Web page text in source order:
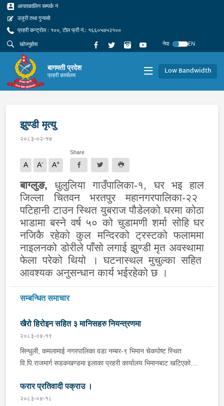
आपतकालिन सम्पर्क नं
उजुरी तथा गुनासो
प्रहरी कन्ट्रोल : १००, टोल फ्री नं.: १६६०५७५२१००
नेपा
EN
बागमती प्रदेश
प्रहरी कार्यालय Low Bandwidth
झुण्डी मृत्यु
२०८३-०२-१७
A A- A+
Share
बाग्लुङ, धुलुलिया गाउँपालिका-१,
घर भइ हाल
जिल्लाचितवन भरतपुर महानगरपालिका-२२
पटिहानी टाउन स्थित युबराज पौडेलको घरमा कोठा
भाडामा बस्नेवर्ष ५० को चुडामणी शर्मा सोहि घर
नजिकै रहेको कुल मन्दिरको ट्रस्टको फलाममा
नाइलनको डोरीले पाँसो लगाई झुण्डी मृत अवस्थामा
फेला परेको थियो । घटनास्थल मुचुल्का सहित
आवश्यक अनुसन्धान कार्य भईरहेको छ ।
सम्बन्धित समाचार
खैरो हिरोइन सहित ३ मानिसहरु नियन्त्रणमा
२०८३-०४-१९
सिन्धुली, कमलामाई नगरपालिका वडा नम्बर-९ भिमान चेकपोष्ट स्थित
वि.पि.राजमार्ग सडकखण्डमा इलाका प्रहरी कार्यालय भिमानबाट खटिएको
बर्दिवासको संयुक्त टोलीले मोरङबाट काठमाण्डौ तर्फ जाँदै गरेको चालक
सिन्धुली कमलामाई नगरपालिका वडा नम्बर- १२ बस्ने बर्ष अन्दाजी-२९ को
फरार प्रतिवादी पक्राउ ।
२०८३-०४-१८